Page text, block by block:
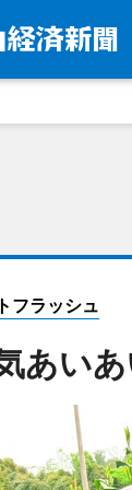
フラッシュ
あい